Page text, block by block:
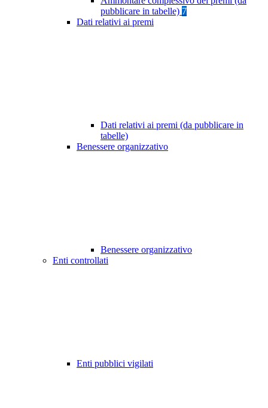
pubblicare in tabelle) 7
Dati relativi ai premi
Dati relativi ai premi (da pubblicare in
tabelle)
Benessere organizzativo
Benessere organizzativo
Enti controllati
Enti pubblici vigilati